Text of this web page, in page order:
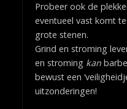
Probeer ook de
eventueel vast komt
grote stenen.
Grind en stroming
en stroming kan
bewust een
uitzonderingen!